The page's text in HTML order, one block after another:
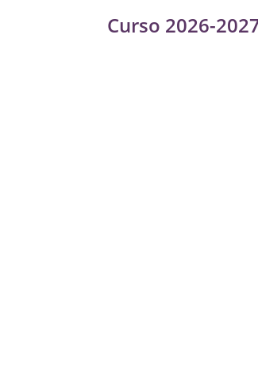
Curso 2026-